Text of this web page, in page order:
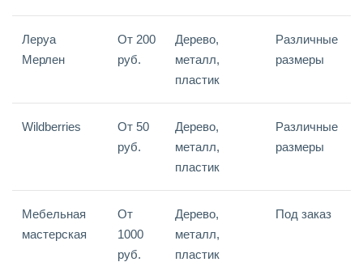
Леруа
Мерлен
От 200
руб.
Дерево,
металл,
пластик
Различные
размеры
Wildberries
От 50
руб.
Дерево,
металл,
пластик
Различные
размеры
Мебельная
мастерская
От
1000
руб.
Дерево,
металл,
пластик
Под заказ